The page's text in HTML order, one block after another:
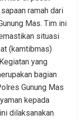
ramah dari
Mas. Tim ini
situasi
(kamtibmas)
yang
bagian
Gunung Mas
kepada
dilaksanakan